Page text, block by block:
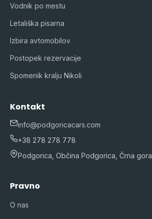
Vodnik po mestu
Letališka pisarna
Izbira avtomobilov
Postopek rezervacije
Spomenik kralju Nikoli
Kontakt
info@podgoricacars.com
+38 278 278 778
Podgorica, Občina Podgorica, Črna gora
Pravno
O nas